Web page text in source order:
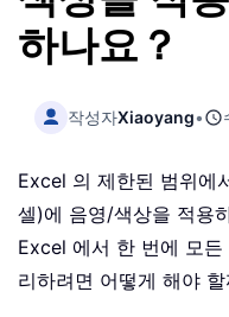
하나요？
작성자Xiaoyang•
Excel 의 제한된 범위에
셀)에 음영/색상을 적용
Excel 에서 한 번에 모
리하려면 어떻게 해야 할